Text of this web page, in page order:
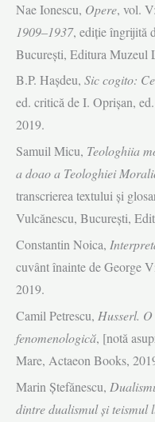
Nae Ionescu, Opere, vol. V:
1909–1937, ediţie îngrijită
Bucureşti, Editura Muzeul
B.P. Haşdeu, Sic cogito:
ed. critică de I. Oprişan,
2019.
Samuil Micu, Teologhiia
a doao a Teologhiei
transcrierea textului şi
Vulcănescu, Bucureşti,
Constantin Noica,
cuvânt înainte de George
2019.
Camil Petrescu, Husserl.
fenomenologică, [notă
Mare, Actaeon Books,
Marin Ştefănescu,
dintre dualismul şi teismul